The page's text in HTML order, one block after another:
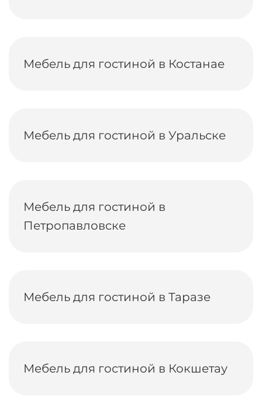
Мебель для гостиной в Костанае
Мебель для гостиной в Уральске
Мебель для гостиной в
Петропавловске
Мебель для гостиной в Таразе
Мебель для гостиной в Кокшетау